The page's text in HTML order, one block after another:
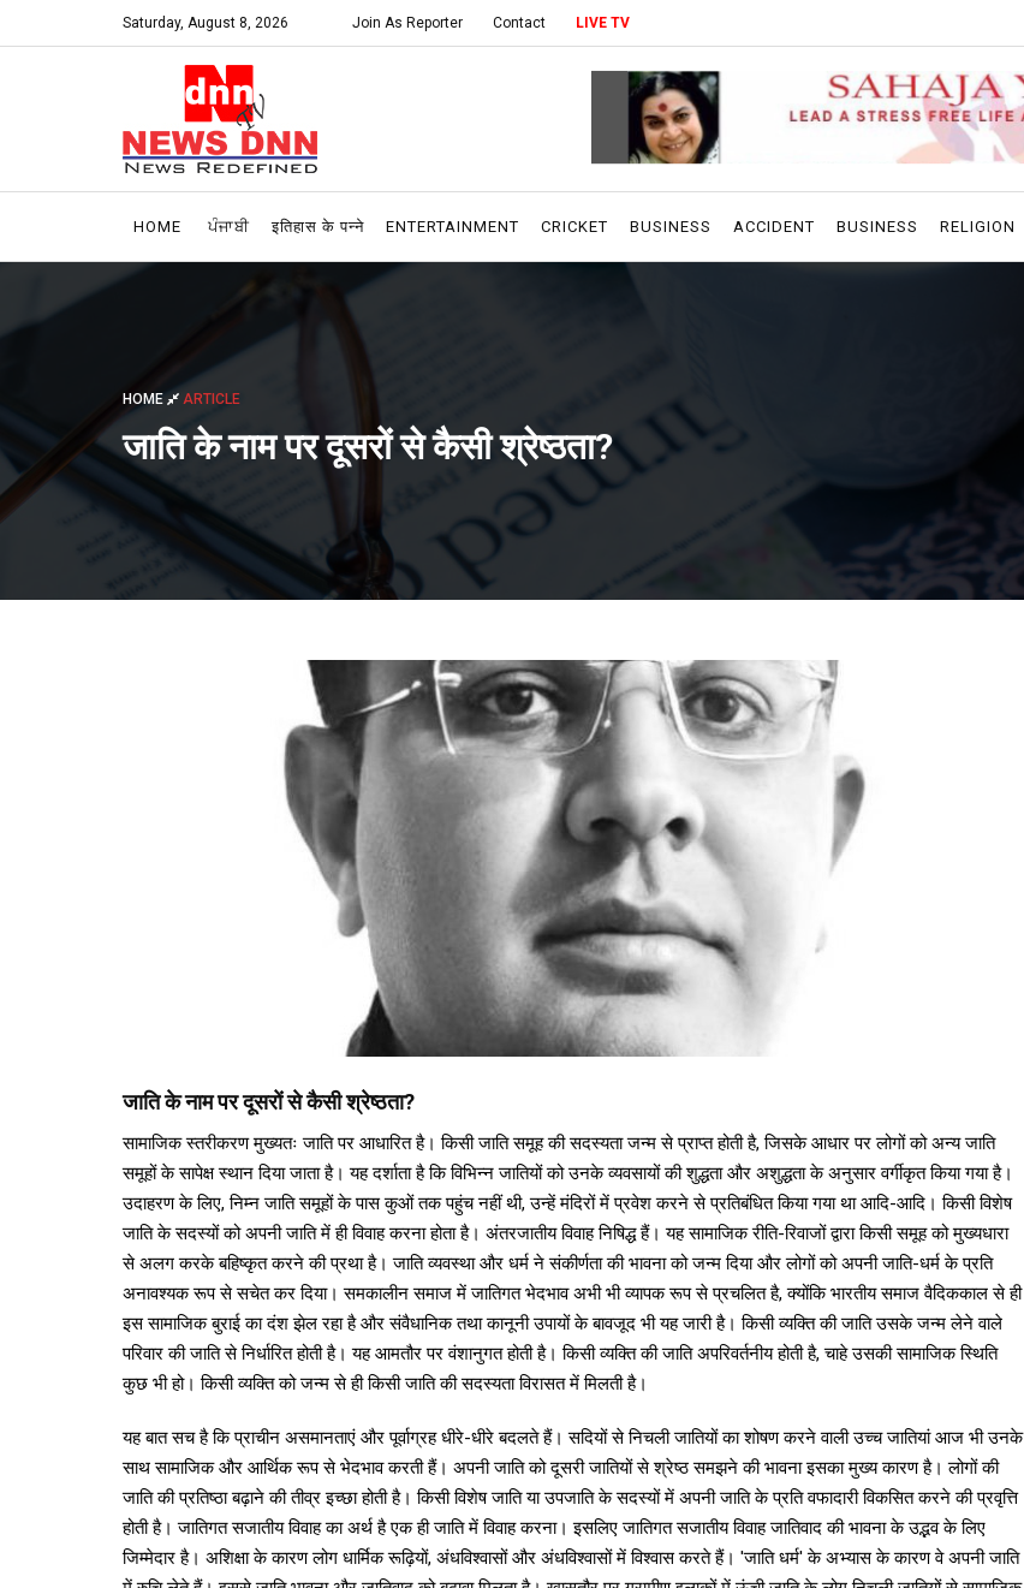
Saturday, August 8, 2026 Join As Reporter Contact LIVE TV
HOME ਪੰਜਾਬੀ इतिहास के पन्ने ENTERTAINMENT CRICKET BUSINESS ACCIDENT BUSINESS RELIGION
HOME ARTICLE
जाति के नाम पर दूसरों से कैसी श्रेष्ठता?
जाति के नाम पर दूसरों से कैसी श्रेष्ठता?
सामाजिक स्तरीकरण मुख्यतः जाति पर आधारित है। किसी जाति समूह की सदस्यता जन्म से प्राप्त होती है, जिसके आधार पर लोगों को अन्य जाति
समूहों के सापेक्ष स्थान दिया जाता है। यह दर्शाता है कि विभिन्न जातियों को उनके व्यवसायों की शुद्धता और अशुद्धता के अनुसार वर्गीकृत किया गया है।
उदाहरण के लिए, निम्न जाति समूहों के पास कुओं तक पहुंच नहीं थी, उन्हें मंदिरों में प्रवेश करने से प्रतिबंधित किया गया था आदि-आदि। किसी विशेष
जाति के सदस्यों को अपनी जाति में ही विवाह करना होता है। अंतरजातीय विवाह निषिद्ध हैं। यह सामाजिक रीति-रिवाजों द्वारा किसी समूह को मुख्यधारा
से अलग करके बहिष्कृत करने की प्रथा है। जाति व्यवस्था और धर्म ने संकीर्णता की भावना को जन्म दिया और लोगों को अपनी जाति-धर्म के प्रति
अनावश्यक रूप से सचेत कर दिया। समकालीन समाज में जातिगत भेदभाव अभी भी व्यापक रूप से प्रचलित है, क्योंकि भारतीय समाज वैदिककाल से ही
इस सामाजिक बुराई का दंश झेल रहा है और संवैधानिक तथा कानूनी उपायों के बावजूद भी यह जारी है। किसी व्यक्ति की जाति उसके जन्म लेने वाले
परिवार की जाति से निर्धारित होती है। यह आमतौर पर वंशानुगत होती है। किसी व्यक्ति की जाति अपरिवर्तनीय होती है, चाहे उसकी सामाजिक स्थिति
कुछ भी हो। किसी व्यक्ति को जन्म से ही किसी जाति की सदस्यता विरासत में मिलती है।
यह बात सच है कि प्राचीन असमानताएं और पूर्वाग्रह धीरे-धीरे बदलते हैं। सदियों से निचली जातियों का शोषण करने वाली उच्च जातियां आज भी उनके
साथ सामाजिक और आर्थिक रूप से भेदभाव करती हैं। अपनी जाति को दूसरी जातियों से श्रेष्ठ समझने की भावना इसका मुख्य कारण है। लोगों की
जाति की प्रतिष्ठा बढ़ाने की तीव्र इच्छा होती है। किसी विशेष जाति या उपजाति के सदस्यों में अपनी जाति के प्रति वफादारी विकसित करने की प्रवृत्ति
होती है। जातिगत सजातीय विवाह का अर्थ है एक ही जाति में विवाह करना। इसलिए जातिगत सजातीय विवाह जातिवाद की भावना के उद्भव के लिए
जिम्मेदार है। अशिक्षा के कारण लोग धार्मिक रूढ़ियों, अंधविश्वासों और अंधविश्वासों में विश्वास करते हैं। 'जाति धर्म' के अभ्यास के कारण वे अपनी जाति